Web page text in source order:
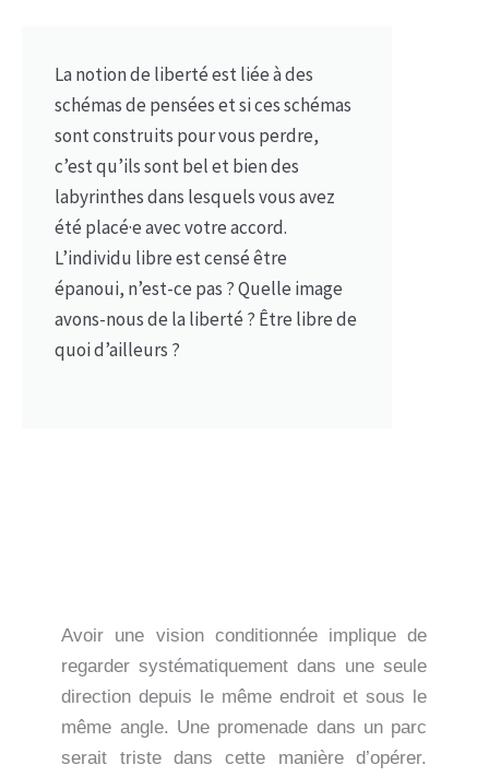
La notion de liberté est liée à des
schémas de pensées et si ces schémas
sont construits pour vous perdre,
c’est qu’ils sont bel et bien des
labyrinthes dans lesquels vous avez
été placé·e avec votre accord.
L’individu libre est censé être
épanoui, n’est-ce pas ? Quelle image
avons-nous de la liberté ? Être libre de
quoi d’ailleurs ?
Avoir une vision conditionnée implique de
regarder systématiquement dans une seule
direction depuis le même endroit et sous le
même angle. Une promenade dans un parc
serait triste dans cette manière d’opérer.